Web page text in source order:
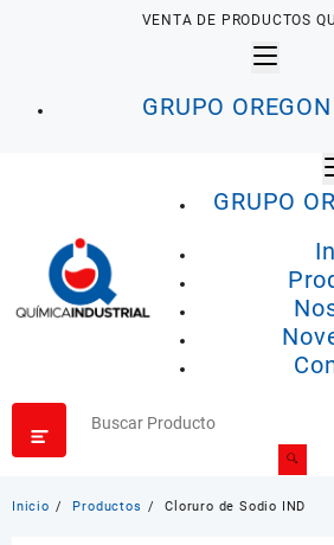
VENTA DE PRODUCTOS
GRUPO
GRUPO
Inicio Productos Cloruro de Sodio IND